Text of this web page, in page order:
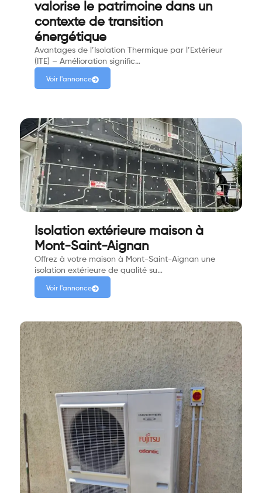
valorise le patrimoine dans un
contexte de transition
énergétique
Avantages de l’Isolation Thermique par l’Extérieur
(ITE) – Amélioration signific…
Voir l'annonce
Isolation extérieure maison à
Mont-Saint-Aignan
Offrez à votre maison à Mont-Saint-Aignan une
isolation extérieure de qualité su…
Voir l'annonce